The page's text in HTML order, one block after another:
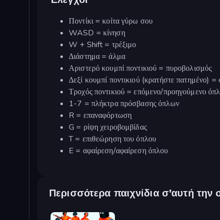
Ποντίκι = κοίτα γύρω σου
WASD = κίνηση
W + Shift = τρέξιμο
Διάστημα = άλμα
Αριστερό κουμπί ποντικιού = πυροβολισμός
Δεξί κουμπί ποντικιού (κρατήστε πατημένο)
Τροχός ποντικιού = επόμενο/προηγούμενο
1-7 = πλήκτρα πρόσβασης όπλων
R = επαναφόρτωση
G = ρίψη χειροβομβίδας
T = επιθεώρηση του όπλου
E = αφαίρεση/αφαίρεση όπλου
Περισσότερα παιχνίδια σ’αυτή την